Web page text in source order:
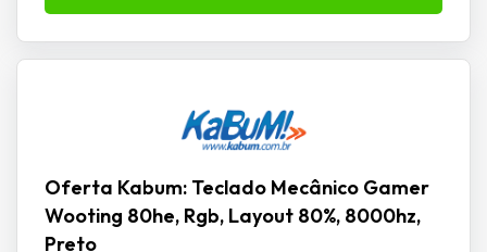
Oferta Kabum: Teclado Mecânico Gamer
Wooting 80he, Rgb, Layout 80%, 8000hz,
Preto